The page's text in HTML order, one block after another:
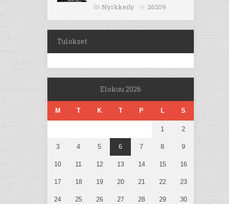
Nyrkkeily 26209
Tulokset
Elokuu 2026
M T K T P L S
1 2
3 4 5 6 7 8 9
10 11 12 13 14 15 16
17 18 19 20 21 22 23
24 25 26 27 28 29 30